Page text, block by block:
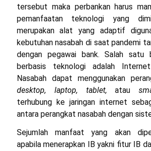
tersebut maka perbankan harus
pemanfaatan teknologi yang
merupakan alat yang adaptif
kebutuhan nasabah di saat pandemi
dengan pegawai bank. Salah satu
berbasis teknologi adalah
Nasabah dapat menggunakan
desktop, laptop, tablet, atau
terhubung ke jaringan internet
antara perangkat nasabah dengan
Sejumlah manfaat yang akan
apabila menerapkan IB yakni fitur IB